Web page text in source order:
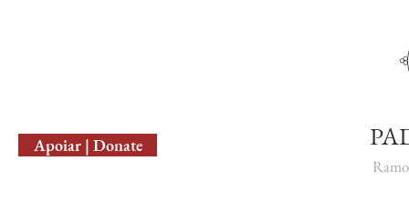
Apoiar | Donate